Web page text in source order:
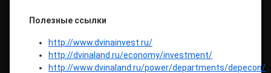
Полезные ссылки
http://www.dvinainvest.ru/
http://dvinaland.ru/economy/investment/
http://www.dvinaland.ru/power/departments/depecon/